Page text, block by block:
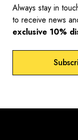
Always stay in
to receive news
exclusive 10%